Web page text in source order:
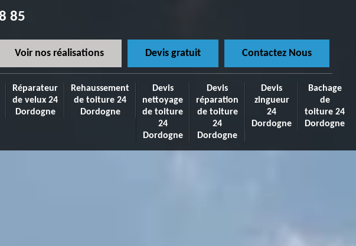
85
Voir nos réalisations Devis gratuit Contactez Nous
Réparateur
de velux 24
Dordogne
Rehaussement
de toiture 24
Dordogne
Devis
nettoyage
de toiture
24
Dordogne
Devis
réparation
de toiture
24
Dordogne
Devis
zingueur
24
Dordogne
Bachage
de
toiture 24
Dordogne